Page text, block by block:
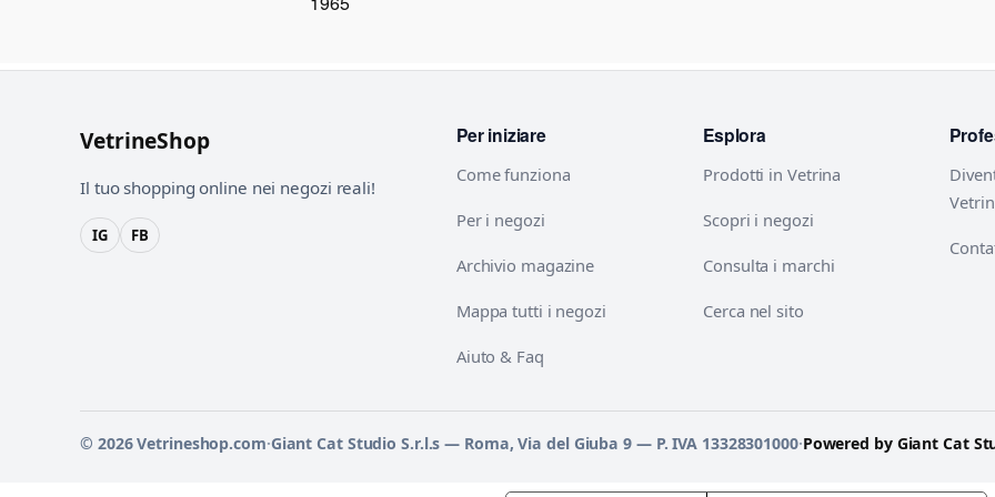
VetrineShop
Il tuo shopping online nei negozi reali!
IG FB
Per iniziare
Come funziona
Per i negozi
Archivio magazine
Mappa tutti i negozi
Aiuto & Faq
Esplora
Prodotti in Vetrina
Scopri i negozi
Consulta i marchi
Cerca nel sito
© 2026 Vetrineshop.com·Giant Cat Studio S.r.l.s — Roma, Via del Giuba 9 — P. IVA 13328301000·Powered by Giant Cat